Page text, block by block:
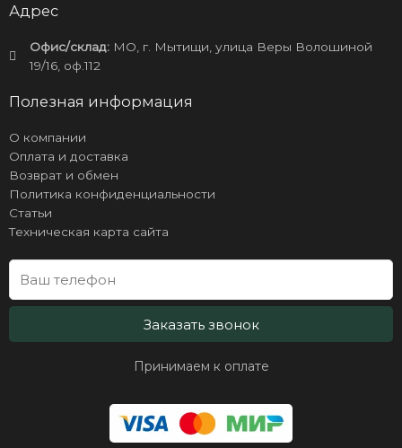
Адрес
Офис/склад:МО, г. Мытищи, улица Веры Волошиной
19/16, оф.112
Полезная информация
О компании
Оплата и доставка
Возврат и обмен
Политика конфиденциальности
Статьи
Техническая карта сайта
Заказать звонок
Принимаем к оплате